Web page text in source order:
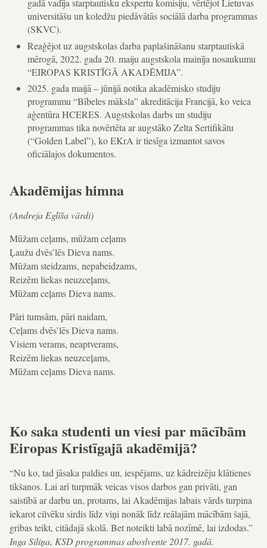
gadā vadīja starptautisku ekspertu komisiju, vērtējot Lietuvas
universitāšu un koledžu piedāvātās sociālā darba programmas
(SKVC).
Reaģējot uz augstskolas darba paplašināšanu starptautiskā
mērogā, 2022. gada 20. maiju augstskola mainīja nosaukumu
“EIROPAS KRISTĪGĀ AKADĒMIJA”.
2025. gada maijā – jūnijā notika akadēmisko studiju
programmu “Bībeles māksla” akreditācija Francijā, ko veica
aģentūra HCERES. Augstskolas darbs un studiju
programmas tika novērtēta ar augstāko Zelta Sertifikātu
(“Golden Label”), ko EKrA ir tiesīga izmantot savos
oficiālajos dokumentos.
Akadēmijas himna
(Andreja Eglīša vārdi)
Mūžam ceļams, mūžam ceļams
Ļaužu dvēs’lēs Dieva nams.
Mūžam steidzams, nepabeidzams,
Reizēm liekas neuzceļams,
Mūžam ceļams Dieva nams.
Pāri tumsām, pāri naidam,
Ceļams dvēs’lēs Dieva nams.
Visiem verams, neaptverams,
Reizēm liekas neuzceļams,
Mūžam ceļams Dieva nams.
Ko saka studenti un viesi par mācībām
Eiropas Kristīgajā akadēmijā?
“Nu ko, tad jāsaka paldies un, iespējams, uz kādreizēju klātienes
tikšanos. Lai arī turpmāk veicas visos darbos gan privāti, gan
saistībā ar darbu un, protams, lai Akadēmijas labais vārds turpina
iekarot cilvēku sirdis līdz viņi nonāk līdz reālajām mācībām šajā,
gribas teikt, citādajā skolā. Bet noteikti labā nozīmē, lai izdodas.”
Inga Siliņa, KSD programmas aboslvente 2017. gadā.